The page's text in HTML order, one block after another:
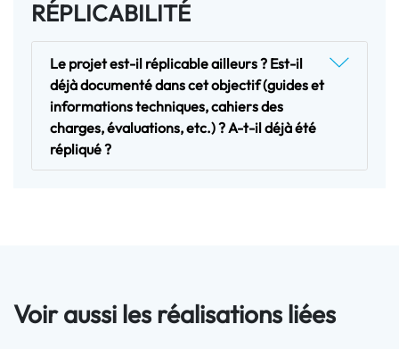
RÉPLICABILITÉ
Le projet est-il réplicable ailleurs ? Est-il
déjà documenté dans cet objectif (guides et
informations techniques, cahiers des
charges, évaluations, etc.) ? A-t-il déjà été
répliqué ?
Voir aussi les réalisations liées